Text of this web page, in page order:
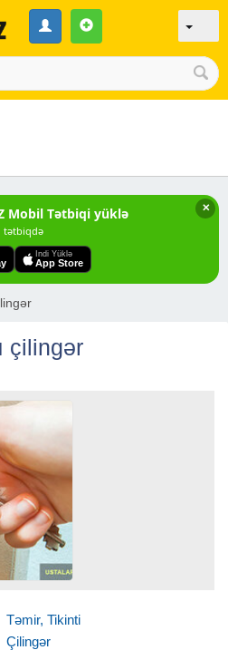
✕
Mobil Tətbiqi yüklə
tətbiqdə
Indi Yüklə
App Store
çilingər
Təmir, Tikinti
Çilingər